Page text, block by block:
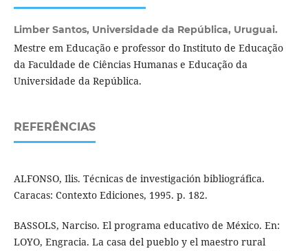
Limber Santos, Universidade da República, Uruguai.
Mestre em Educação e professor do Instituto de Educação
da Faculdade de Ciências Humanas e Educação da
Universidade da República.
REFERÊNCIAS
ALFONSO, Ilis. Técnicas de investigación bibliográfica.
Caracas: Contexto Ediciones, 1995. p. 182.
BASSOLS, Narciso. El programa educativo de México. En:
LOYO, Engracia. La casa del pueblo y el maestro rural